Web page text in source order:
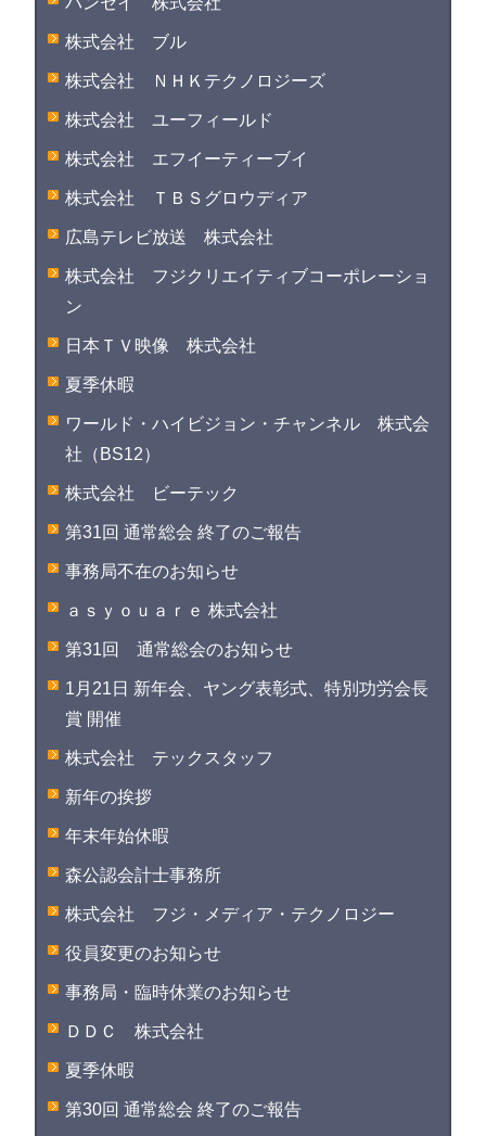
株式会社 ブル
株式会社 ＮＨＫテクノロジーズ
株式会社 ユーフィールド
株式会社 エフイーティーブイ
株式会社 ＴＢＳグロウディア
広島テレビ放送 株式会社
株式会社 フジクリエイティブコーポレーショ
ン
日本ＴＶ映像 株式会社
夏季休暇
ワールド・ハイビジョン・チャンネル 株式会
社（BS12）
株式会社 ビーテック
第31回 通常総会 終了のご報告
事務局不在のお知らせ
ａｓｙｏｕａｒｅ 株式会社
第31回 通常総会のお知らせ
1月21日 新年会、ヤング表彰式、特別功労会長
賞 開催
株式会社 テックスタッフ
新年の挨拶
年末年始休暇
森公認会計士事務所
株式会社 フジ・メディア・テクノロジー
役員変更のお知らせ
事務局・臨時休業のお知らせ
ＤＤＣ 株式会社
夏季休暇
第30回 通常総会 終了のご報告